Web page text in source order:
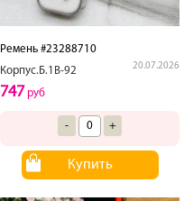
Ремень #23288710
Корпус.Б.1В-92
20.07.2026
747 руб
- +
Купить